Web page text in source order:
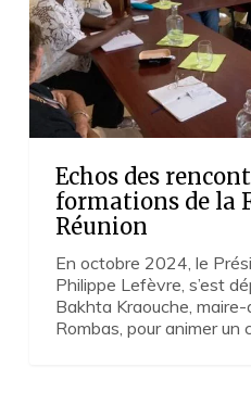
FNCC
à
La
Réunion
Echos des
formations de la
Réunion
En octobre 2024, le
Philippe Lefèvre, s’est
Bakhta Kraouche,
Rombas, pour animer un